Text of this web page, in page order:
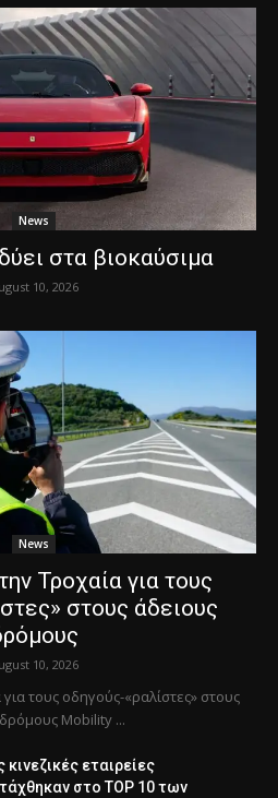
News
στα βιοκαύσιμα
10, 2026
News
Τροχαία για τους
στους άδειους
10, 2026
τους οδηγούς-«ραλίστες» στους
Mobility ...
κινεζικές εταιρείες
στο TOP 10 των